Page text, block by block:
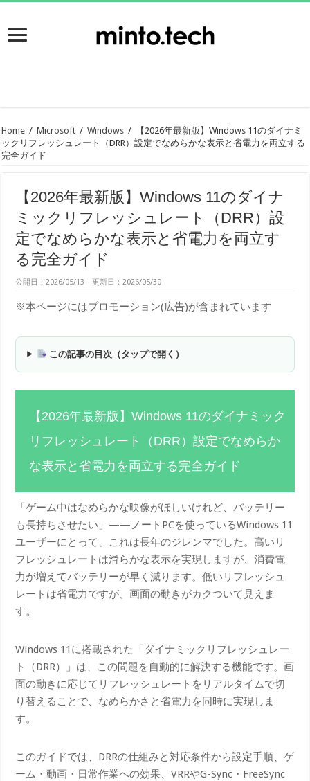
Home / Microsoft / Windows /
【2026年最新版】Windows 11のダイナミ
ックリフレッシュレート（DRR）設定でなめらかな表示と省電力を両立する
完全ガイド
【2026年最新版】Windows 11のダイナ
ミックリフレッシュレート（DRR）設
定でなめらかな表示と省電力を両立す
る完全ガイド
公開日：2026/05/13 更新日：2026/05/30
※本ページにはプロモーション(広告)が含まれています
この記事の目次（タップで開く）
【2026年最新版】Windows 11のダイナミック
リフレッシュレート（DRR）設定でなめらか
な表示と省電力を両立する完全ガイド
「ゲーム中はなめらかな映像がほしいけれど、バッテリー
も長持ちさせたい」——ノートPCを使っているWindows 11
ユーザーにとって、これは長年のジレンマでした。高いリ
フレッシュレートは滑らかな表示を実現しますが、消費電
力が増えてバッテリーが早く減ります。低いリフレッシュ
レートは省電力ですが、画面の動きがカクついて見えま
す。
Windows 11に搭載された「ダイナミックリフレッシュレー
ト（DRR）」は、この問題を自動的に解決する機能です。画
面の動きに応じてリフレッシュレートをリアルタイムで切
り替えることで、なめらかさと省電力を同時に実現しま
す。
このガイドでは、DRRの仕組みと対応条件から設定手順、ゲ
ーム・動画・日常作業への効果、VRRやG-Sync・FreeSync